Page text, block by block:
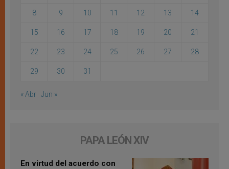
8 9 10 11 12 13 14
15 16 17 18 19 20 21
22 23 24 25 26 27 28
29 30 31
« Abr Jun »
PAPA LEÓN XIV
En virtud del acuerdo con